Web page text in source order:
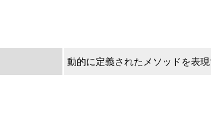
動的に定義されたメソッドを表現